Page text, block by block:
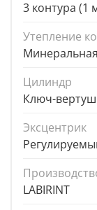
3 контура (1
Утепление
Цилиндр
Ключ-
Эксцентрик
LABIRINT